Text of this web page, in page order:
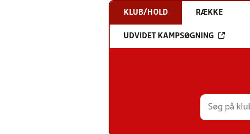
KLUB/HOLD RÆKKE
UDVIDET KAMPSØGNING